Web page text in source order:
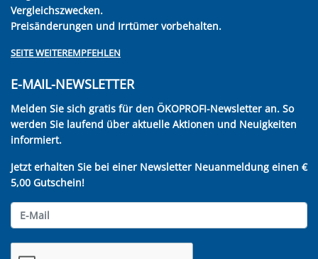
Vergleichszwecken.
Preisänderungen und Irrtümer vorbehalten.
SEITE WEITEREMPFEHLEN
E-MAIL-NEWSLETTER
Melden Sie sich gratis für den ÖKOPROFI-Newsletter an. So
werden Sie laufend über aktuelle Aktionen und Neuigkeiten
informiert.
Jetzt erhalten Sie bei einer Newsletter Neuanmeldung einen €
5,00 Gutschein!